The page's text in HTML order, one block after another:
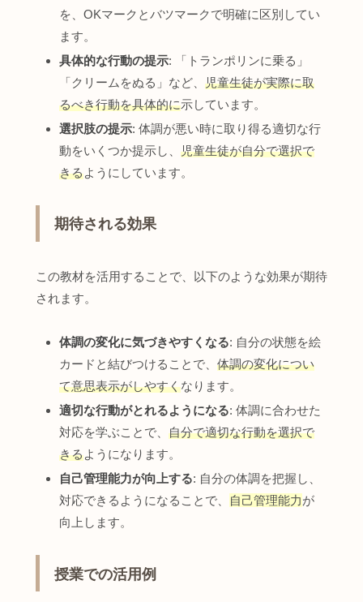
を、OKマークとバツマークで明確に区別してい
ます。
具体的な行動の提示: 「トランポリンに乗る」
「クリームをぬる」など、 児童生徒が実際に取
るべき行動を具体的に示しています。
選択肢の提示: 体調が悪い時に取り得る適切な行
動をいくつか提示し、 児童生徒が自分で選択で
きるようにしています。
期待される効果
この教材を活用することで、以下のような効果が期待
されます。
体調の変化に気づきやすくなる: 自分の状態を絵
カードと結びつけることで、 体調の変化につい
て意思表示がしやすくなります。
適切な行動がとれるようになる: 体調に合わせた
対応を学ぶことで、 自分で適切な行動を選択で
きるようになります。
自己管理能力が向上する: 自分の体調を把握し、
対応できるようになることで、
自己管理能力が
向上します。
授業での活用例